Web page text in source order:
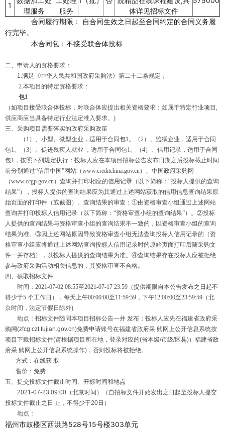
1
理服务
服务
体详见招标文件
合同履行期限： 自合同生效之日起至合同约定的合同义务履
行完毕。
本合同包：不接受联合体投标
二、申请人的资格要求：
1.满足《中华人民共和国政府采购法》第二十二条规定；
2.本项目的特定资格要求：
包1
（如项目接受联合体投标，对联合体应提出相关资格要求；如属于特定行业项目,
供应商应当具备特定行业法定准入要求。)
三、采购项目需要落实的政府采购政策
（1）、小型、微型企业，适用于合同包1。（2）、监狱企业，适用于合同
包1。（3）、促进残疾人就业 ，适用于合同包1。（4）、信用记录，适用于合同
包1，按照下列规定执行：投标人应在本项目招标公告发布日期之后投标截止时间
前分别通过“信用中国”网站（www.creditchina.gov.cn）、中国政府采购网
（www.ccgp.gov.cn）查询并打印相应的信用记录（以下简称：“投标人提供的查询
结果”），投标人提供的查询结果应为其通过上述网站获取的信用信息查询结果原
始页面的打印件（或截图）。查询结果的审查：①由资格审查小组通过上述网站
查询并打印投标人信用记录（以下简称：“资格审查小组的查询结果”）。②投标
人提供的查询结果与资格审查小组的查询结果不一致的，以资格审查小组的查询
结果为准。③因上述网站原因导致资格审查小组无法查询投标人信用记录的（资
格审查小组应将通过上述网站查询投标人信用记录时的原始页面打印后随采购文
件一并存档），以投标人提供的查询结果为准。④查询结果存在投标人应被拒绝
参与政府采购活动相关信息的，其资格审查不合格。
四、获取招标文件
时间： 2021-07-02 08:55至2021-07-17 23:59 （提供期限自本公告发布之日起不
得少于5 个工作日），每天上午00:00:00至11:59:59，下午12:00:00至23:59:59（北
京时间，法定节假日除外)
地点：招标文件随同本项目招标公告一并 发布；投标人应先在福建省政府采
购网(zfcg.czt.fujian.gov.cn)免费申请账号在福建省政府采 购网上公开信息系统按
项目下载招标文件(请根据项目所在地，登录对应的(省本级/市级/区县)）福建省政
府采 购网上公开信息系统操作)，否则投标将被拒绝。
方式：在线获 取
售价：免费
五、提交投标文件截止时间、开标时间和地点
2021-07-23 09:00（北京时间）（自招标文件开始发出之日起至投标人提交
投标文件截止之日 止，不得少于20日）
地点：
福州市鼓楼区西洪路528号15号楼303单元